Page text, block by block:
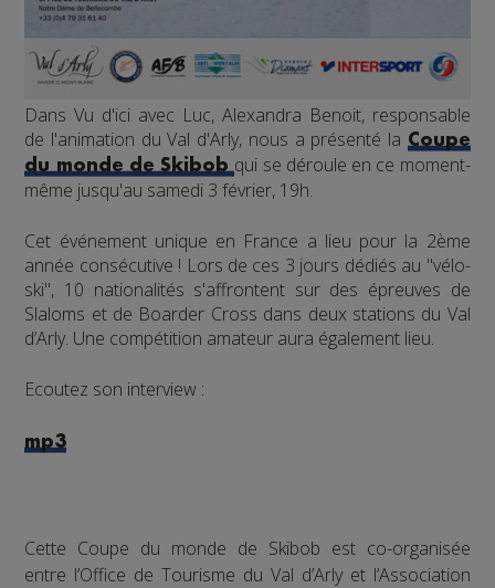
Dans Vu d'ici avec Luc, Alexandra Benoit, responsable
de l'animation du Val d'Arly, nous a présenté la Coupe
du monde de Skibob qui se déroule en ce moment-
même jusqu'au samedi 3 février, 19h.
Cet événement unique en France a lieu pour la 2ème
année consécutive ! Lors de ces 3 jours dédiés au "vélo-
ski", 10 nationalités s'affrontent sur des épreuves de
Slaloms et de Boarder Cross dans deux stations du Val
d’Arly. Une compétition amateur aura également lieu.
Ecoutez son interview :
mp3
Cette Coupe du monde de Skibob est co-organisée
entre l’Office de Tourisme du Val d’Arly et l’Association